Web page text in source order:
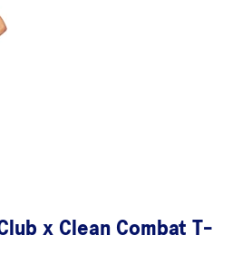
x Clean Combat T-